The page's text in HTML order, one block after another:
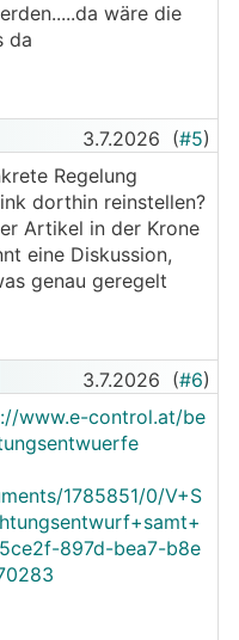
wäre die
da
3.7.2026 (#5)
Regelung
dorthin reinstellen?
Artikel in der Krone
eine Diskussion,
genau geregelt
3.7.2026 (#6)
www.e-control.at/be
1785851/0/V+S
897d-bea7-b8e